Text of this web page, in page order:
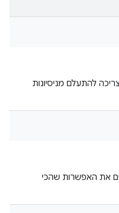
להתעלם מניסיונות
את האפשרות שהכי